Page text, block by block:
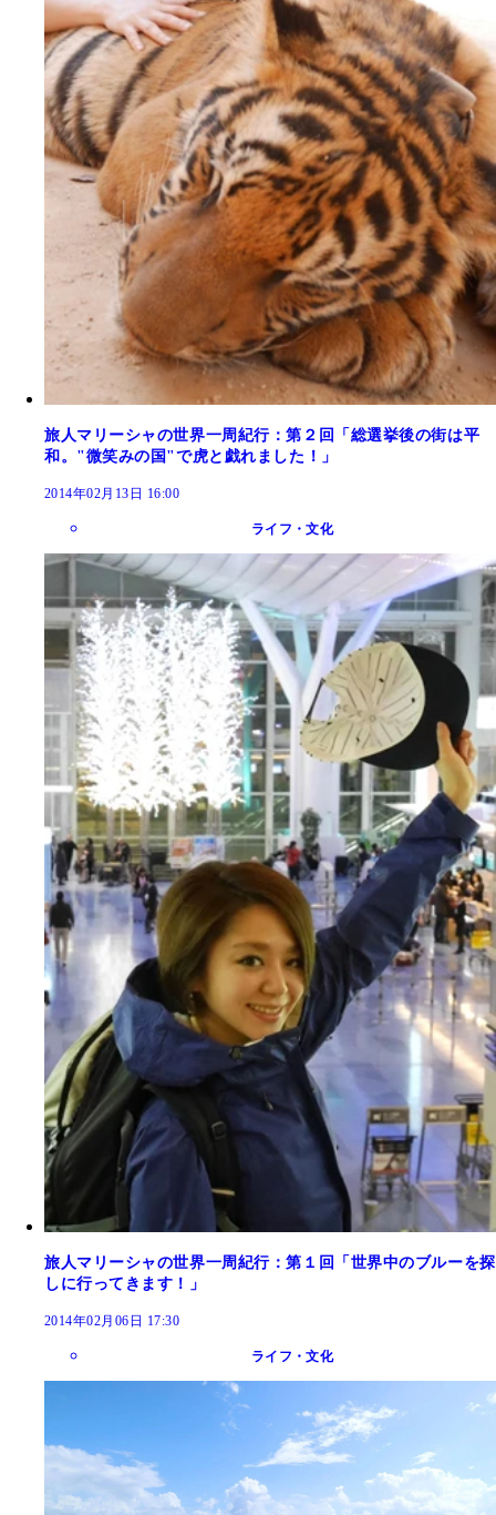
旅人マリーシャの世界一周紀行：第２回「総選挙後の街は平
和。"微笑みの国"で虎と戯れました！」
2014年02月13日 16:00
ライフ・文化
旅人マリーシャの世界一周紀行：第１回「世界中のブルーを探
しに行ってきます！」
2014年02月06日 17:30
ライフ・文化